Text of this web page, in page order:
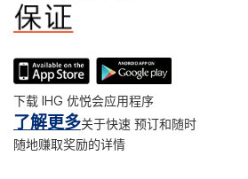
下载 IHG 优悦会应用程序
了解更多关于快速 预订和随时
随地赚取奖励的详情